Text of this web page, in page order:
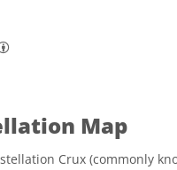
Creative Commons
Map
Crux (commonly